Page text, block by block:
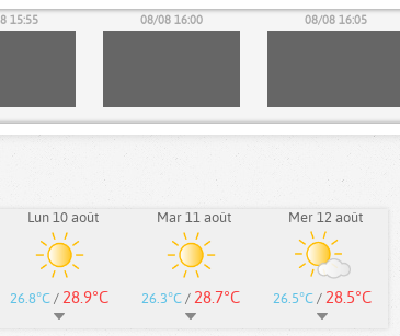
15:55 08/08 16:00 08/08 16:05
Lun 10 août
26.8°C / 28.9°C
Mar 11 août
26.3°C / 28.7°C
Mer 12 août
26.5°C / 28.5°C